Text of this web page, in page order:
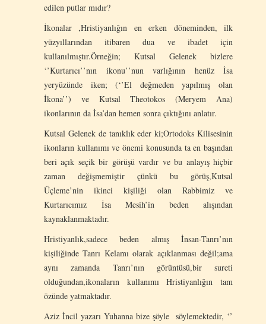
edilen putlar mıdır?
İkonalar ,Hristiyanlığın en erken döneminden, ilk
yüzyıllarından itibaren dua ve ibadet için
kullanılmıştır.Örneğin; Kutsal Gelenek bizlere
‘’Kurtarıcı’’nın ikonu’’nun varlığının henüz İsa
yeryüzünde iken; (‘’El değmeden yapılmış olan
İkona’’) ve Kutsal Theotokos (Meryem Ana)
ikonlarının da İsa’dan hemen sonra çıktığını anlatır.
Kutsal Gelenek de tanıklık eder ki;Ortodoks Kilisesinin
ikonların kullanımı ve önemi konusunda ta en başından
beri açık seçik bir görüşü vardır ve bu anlayış hiçbir
zaman değişmemiştir çünkü bu görüş,Kutsal
Üçleme’nin ikinci kişiliği olan Rabbimiz ve
Kurtarıcımız İsa Mesih’in beden alışından
kaynaklanmaktadır.
Hristiyanlık,sadece beden almış İnsan-Tanrı’nın
kişiliğinde Tanrı Kelamı olarak açıklanması değil;ama
aynı zamanda Tanrı’nın görüntüsü,bir sureti
olduğundan,ikonaların kullanımı Hristiyanlığın tam
özünde yatmaktadır.
Aziz İncil yazarı Yuhanna bize şöyle söylemektedir, ‘’